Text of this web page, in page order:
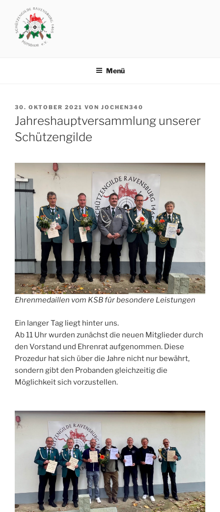
Inhalt
springen
RAVENSBURG1465 POTSDAM
Menü
VERÖFFENTLICHT
AM
30. OKTOBER 2021 VON JOCHEN340
Jahreshauptversammlung unserer
Schützengilde
Ehrenmedaillen vom KSB für besondere Leistungen
Ein langer Tag liegt hinter uns.
Ab 11 Uhr wurden zunächst die neuen Mitglieder durch
den Vorstand und Ehrenrat aufgenommen. Diese
Prozedur hat sich über die Jahre nicht nur bewährt,
sondern gibt den Probanden gleichzeitig die
Möglichkeit sich vorzustellen.